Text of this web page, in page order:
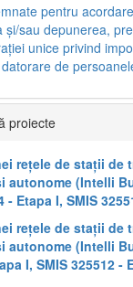
pentru
și/sau depunerea,
unice privind
de
proiecte
rețele de stații de
autonome (Intelli
- Etapa I, SMIS
rețele de stații de
autonome (Intelli
I, SMIS 325512 -